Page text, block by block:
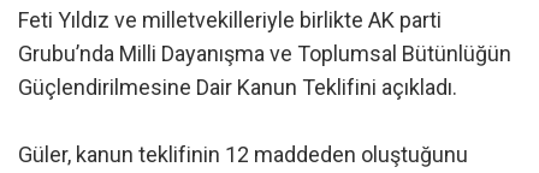
Feti Yıldız ve milletvekilleriyle birlikte AK parti
Grubu’nda Milli Dayanışma ve Toplumsal Bütünlüğün
Güçlendirilmesine Dair Kanun Teklifini açıkladı.
Güler, kanun teklifinin 12 maddeden oluştuğunu